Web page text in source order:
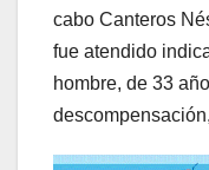
cabo Canteros
fue atendido
hombre, de 33